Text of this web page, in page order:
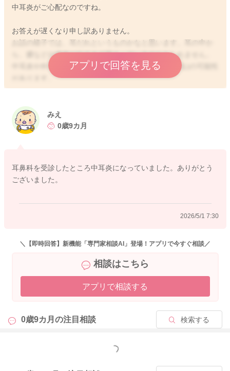
中耳炎がご心配なのですね。
お答えが遅くなり申し訳ありません。
お話の様子では、耳だれというものかなと思います。耳の中か
ら、膿などの液体が出てきて固まっているのかもしれません。
中耳炎や外耳炎(鼓膜より手前が傷ついて膿が出ている)の可能性
があります。
熱が出たり、痛がったり痒がったりすることが多いのですが、
いただく方が安心かもしれませんね。
アプリで回答を見る
みえ
0歳9カ月
耳鼻科を受診したところ中耳炎になっていました。ありがとう
ございました。
2026/5/1 7:30
＼【即時回答】新機能「専門家相談AI」登場！アプリで今すぐ相談／
相談はこちら
アプリで相談する
0歳9カ月の注目相談 検索する
もっと見る